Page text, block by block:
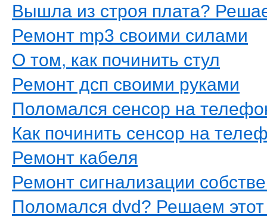
Вышла из строя плата?
Ремонт mp3 своими силами
О том, как починить стул
Ремонт дсп своими руками
Поломался сенсор на
Как починить сенсор на
Ремонт кабеля
Ремонт сигнализации
Поломался dvd? Решаем этот